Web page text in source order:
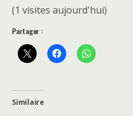
(1 visites aujourd'hui)
Partager :
Similaire